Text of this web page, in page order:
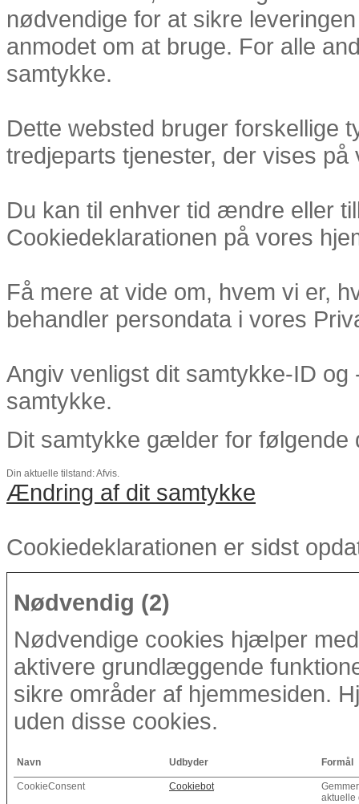
nødvendige for at sikre
anmodet om at bruge. For alle
samtykke.
Dette websted bruger forskellige
tredjeparts tjenester, der vises på
Du kan til enhver tid ændre eller
Cookiedeklarationen på vores
Få mere at vide om, hvem vi er,
behandler persondata i vores
Angiv venligst dit samtykke-ID
samtykke.
Dit samtykke gælder for
Din aktuelle tilstand: Afvis.
Ændring af dit samtykke
Cookiedeklarationen er sidst
Nødvendig (2)
Nødvendige cookies hjælper
aktivere grundlæggende
sikre områder af hjemmesiden.
uden disse cookies.
Navn Udbyder Formål
CookieConsent Cookiebot